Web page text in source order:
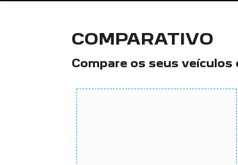
COMPARATIVO
Compare os seus veículos